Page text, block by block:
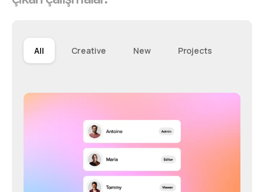
All Creative New Projects